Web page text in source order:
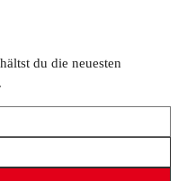
du die neuesten